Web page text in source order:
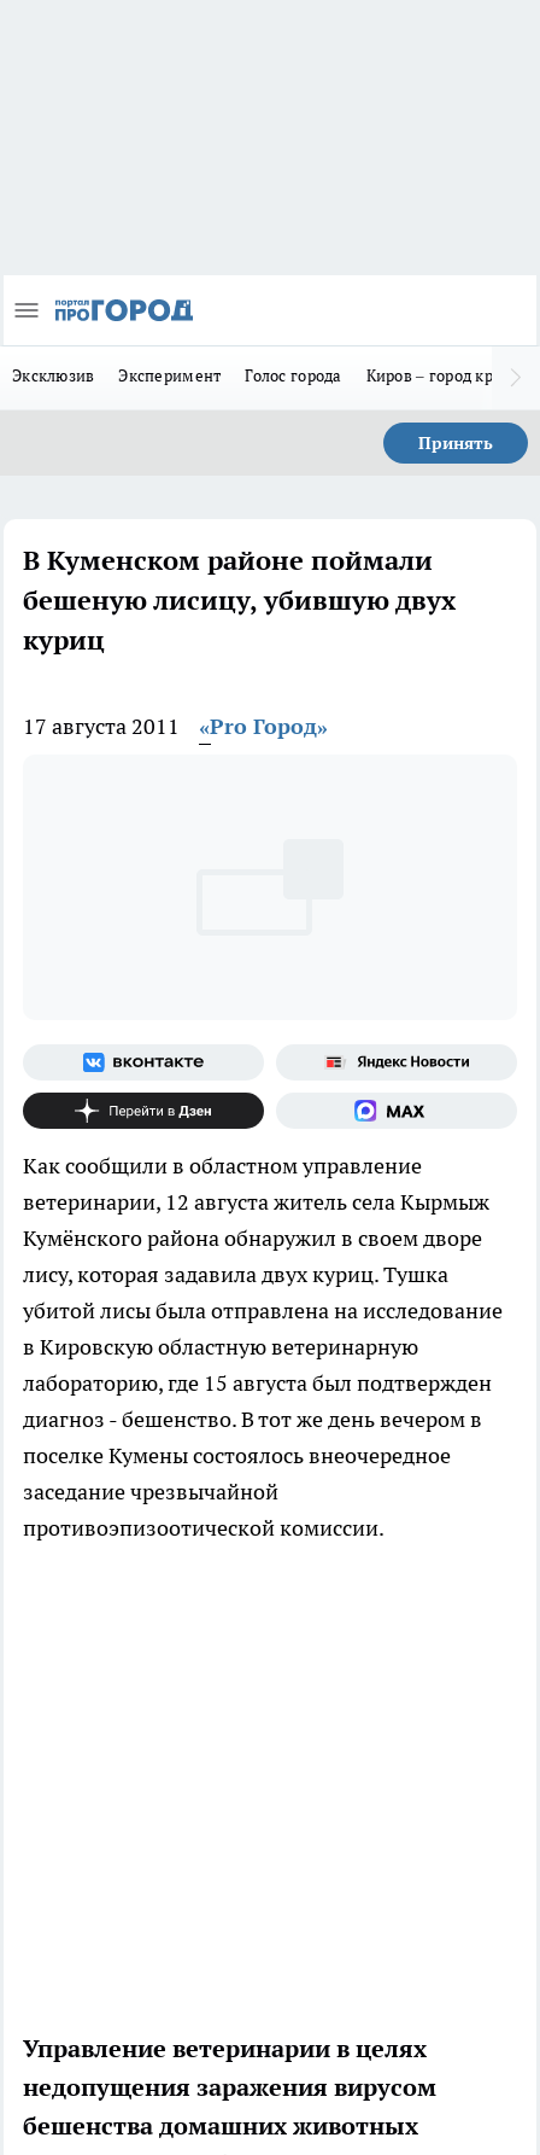
Эксклюзив Эксперимент Голос города Киров – город
Принять
В Куменском районе поймали
бешеную лисицу, убившую двух
куриц
17 августа 2011 «Pro Город»
Как сообщили в областном управление
ветеринарии, 12 августа житель села Кырмыж
Кумёнского района обнаружил в своем дворе
лису, которая задавила двух куриц.Тушка
убитой лисы была отправлена на исследование
в Кировскую областную ветеринарную
лабораторию, где 15 августа был подтвержден
диагноз - бешенство. В тот же день вечером в
поселке Кумены состоялось внеочередное
заседание чрезвычайной
противоэпизоотической комиссии.
Управление ветеринарии в целях
недопущения заражения вирусом
бешенства домашних животных